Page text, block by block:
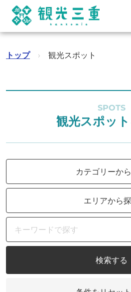
トップ › 観光スポット
SPOTS
観光スポッ
カテゴリーか
エリアから
検索する